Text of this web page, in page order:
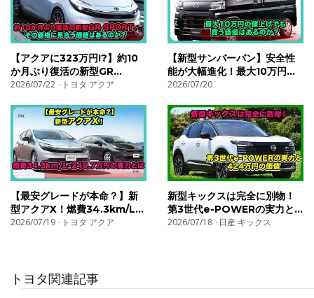
【アクアに323万円!?】約10
か月ぶり復活の新型GR
SPORT、その価格に見合う価
クア #toyotaaqua
2026/07/22 トヨタ アクア
【新型サンバーバン】安全性
能が大幅進化！最大10万円の
値上げでも買う価値はあるの
#subarusambar
2026/07/20
【最安グレードが本命？】新
型アクアX！燃費34.3km/L・
249.7万円の実力とは| #トヨ
2026/07/19 トヨタ アクア
新型キックスは完全に別物！
第3世代e-POWERの実力と
424万円の価値| #日産 #キッ
2026/07/18 日産 キックス
トヨタ関連記事